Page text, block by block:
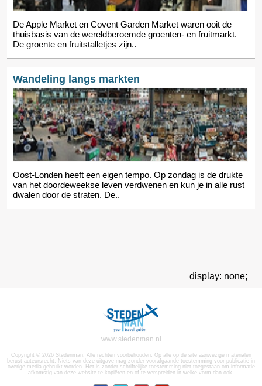
De Apple Market en Covent Garden Market waren ooit de
thuisbasis van de wereldberoemde groenten- en fruitmarkt.
De groente en fruitstalletjes zijn..
Wandeling langs markten
Oost-Londen heeft een eigen tempo. Op zondag is de drukte
van het doordeweekse leven verdwenen en kun je in alle rust
dwalen door de straten. De..
display: none;
www.stedenman.nl
Copyright © 2026 Stedenman. Alle rechten voorbehouden. Op alle op de site aanwezige materialen
berust auteursrecht. Niets van deze uitgave mag zonder voorafgaande toestemming voor publicatie in
overige media gebruikt worden. Het is zonder schriftelijke toestemming niet toegestaan om informatie
afkomstig van deze website te kopiëren en of te verspreiden in welke vorm dan ook.